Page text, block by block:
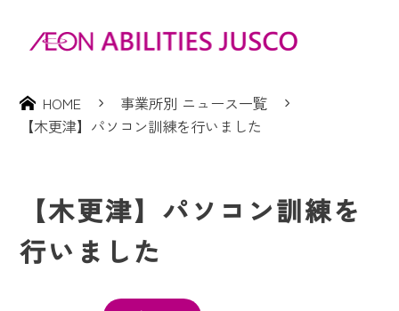
HOME
事業所別 ニュース一覧
【木更津】パソコン訓練を行いました
【木更津】パソコン訓練を
行いました